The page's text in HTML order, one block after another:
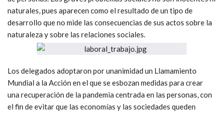
naturales, pues aparecen como el resultado de un tipo de
desarrollo que no mide las consecuencias de sus actos sobre la
naturaleza y sobre las relaciones sociales.
Los delegados adoptaron por unanimidad un Llamamiento
Mundial a la Acción en el que se esbozan medidas para crear
una recuperación de la pandemia centrada en las personas, con
el fin de evitar que las economías y las sociedades queden